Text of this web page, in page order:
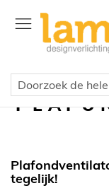
naar
tegelijk!